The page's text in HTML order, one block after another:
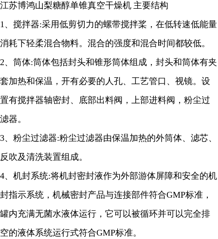
江苏博鸿山梨糖醇单锥真空干燥机 主要结构
1、 搅拌器:采用低剪切力的螺带搅拌桨，在低转速低能量
消耗下轻柔混合物料。混合的强度和混合时间都较低。
2、筒体:筒体包括封头和锥形筒体组成，封头和筒体有夹
套加热和保温，开有必要的人孔、工艺管口、视镜。设
置有搅拌器轴密封、底部出料阀，上部进料阀，粉尘过
滤器。
3、粉尘过滤器:粉尘过滤器由保温加热的外筒体、滤芯、
反吹及清洗装置组成。
4、机封系统:将机封密封液作为外部游体屏障和安全的机
封指示系统，机械密封产品与连接部件符合GMP标准，
罐内充满无菌水液体运行，它可以被循环并可以完全排
空的液体系统运行式符合GMP标准。